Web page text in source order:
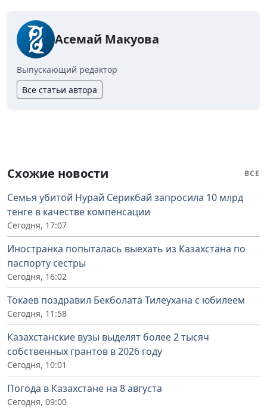
Асемай Макуова
Выпускающий редактор
Все статьи автора
Схожие новости ВСЕ
Семья убитой Нурай Серикбай запросила 10 млрд
тенге в качестве компенсации
Сегодня, 17:07
Иностранка попыталась выехать из Казахстана по
паспорту сестры
Сегодня, 16:02
Токаев поздравил Бекболата Тилеухана с юбилеем
Сегодня, 11:58
Казахстанские вузы выделят более 2 тысяч
собственных грантов в 2026 году
Сегодня, 10:01
Погода в Казахстане на 8 августа
Сегодня, 09:00